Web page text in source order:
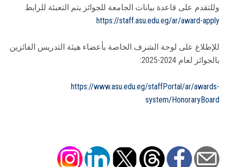
وللتقدم على قاعدة بيانات الجامعة للجوائز يتم التعبئة للرابط
https://staff.asu.edu.eg/ar/award-apply
للإطلاع على لوحة الشرف الخاصة بأعضاء هيئة التدريس الفائزين
بالجوائز لعام 2024-2025:
https://www.asu.edu.eg/staffPortal/ar/awards-
system/HonoraryBoard